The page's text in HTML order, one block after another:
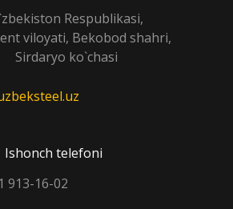
Respublikasi,
viloyati, Bekobod shahri,
Sirdaryo ko`chasi
Ishonch telefoni
913-16-02